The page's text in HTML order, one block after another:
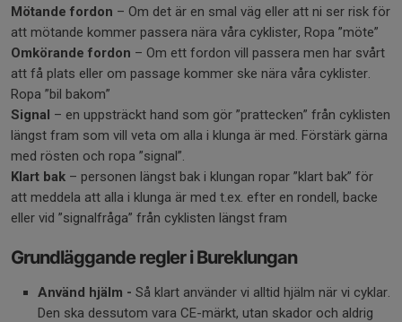
Mötande fordon – Om det är en smal väg eller att ni ser risk för
att mötande kommer passera nära våra cyklister, Ropa ”möte”
Omkörande fordon – Om ett fordon vill passera men har svårt
att få plats eller om passage kommer ske nära våra cyklister.
Ropa ”bil bakom”
Signal – en uppsträckt hand som gör ”prattecken” från cyklisten
längst fram som vill veta om alla i klunga är med. Förstärk gärna
med rösten och ropa ”signal”.
Klart bak – personen längst bak i klungan ropar ”klart bak” för
att meddela att alla i klunga är med t.ex. efter en rondell, backe
eller vid ”signalfråga” från cyklisten längst fram
Grundläggande regler i Bureklungan
Använd hjälm - Så klart använder vi alltid hjälm när vi cyklar.
Den ska dessutom vara CE-märkt, utan skador och aldrig